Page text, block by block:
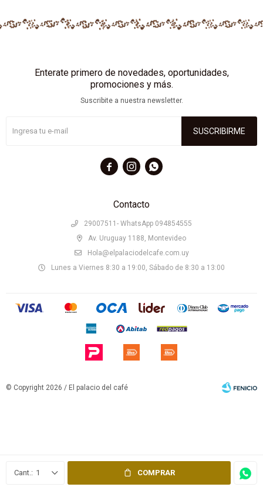
1 COMPRAR
Contacto
29007511- WhatsApp 094854555
Av. Uruguay 1188, Montevideo
Hola@elpalaciodelcafe.com.uy
Lunes a Viernes 8:30 a 19:00, Sábado de 8:30 a 13:00
Enterate primero de novedades, oportunidades,
promociones y más.
Suscribite a nuestra newsletter.
SUSCRIBIRME
  
© Copyright 2026 / El palacio del café
Fenicio